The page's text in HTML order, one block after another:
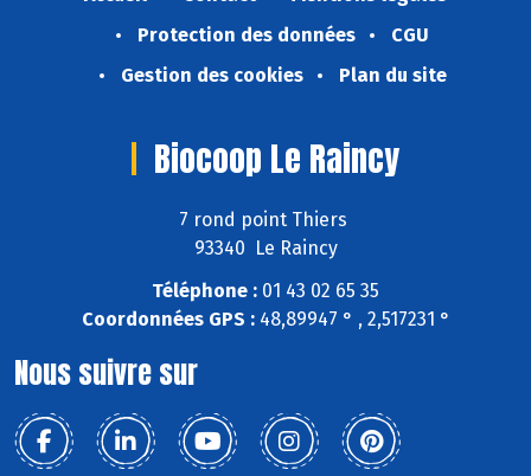
Protection des données
CGU
Gestion des cookies
Plan du site
Biocoop Le Raincy
7 rond point Thiers
93340 Le Raincy
Téléphone : 01 43 02 65 35
Coordonnées GPS :48,89947 ° , 2,517231 °
Nous suivre sur